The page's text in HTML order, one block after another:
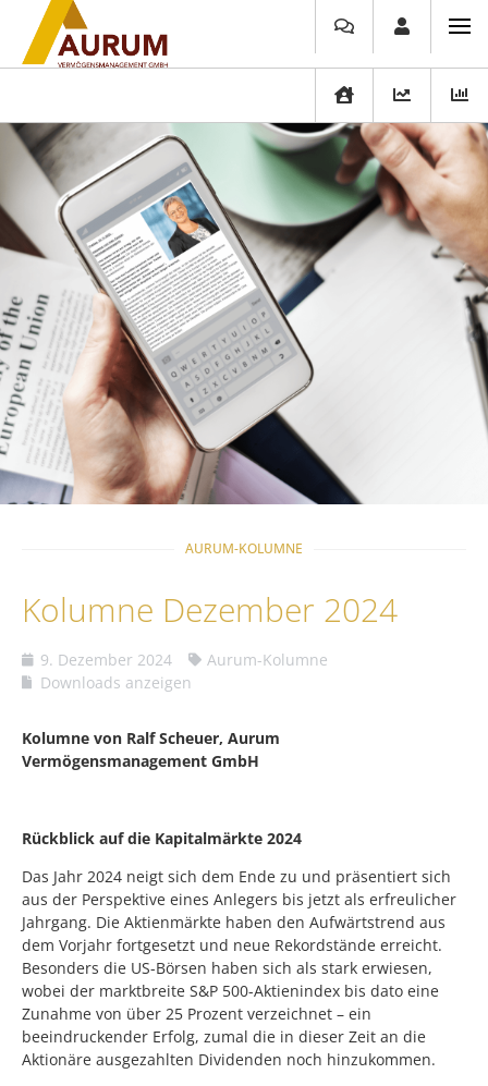
AURUM-KOLUMNE
Kolumne Dezember 2024
9. Dezember 2024
Aurum-Kolumne
Downloads anzeigen
Kolumne von Ralf Scheuer, Aurum
Vermögensmanagement GmbH
Rückblick auf die Kapitalmärkte 2024
Das Jahr 2024 neigt sich dem Ende zu und präsentiert sich
aus der Perspektive eines Anlegers bis jetzt als erfreulicher
Jahrgang. Die Aktienmärkte haben den Aufwärtstrend aus
dem Vorjahr fortgesetzt und neue Rekordstände erreicht.
Besonders die US-Börsen haben sich als stark erwiesen,
wobei der marktbreite S&P 500-Aktienindex bis dato eine
Zunahme von über 25 Prozent verzeichnet – ein
beeindruckender Erfolg, zumal die in dieser Zeit an die
Aktionäre ausgezahlten Dividenden noch hinzukommen.